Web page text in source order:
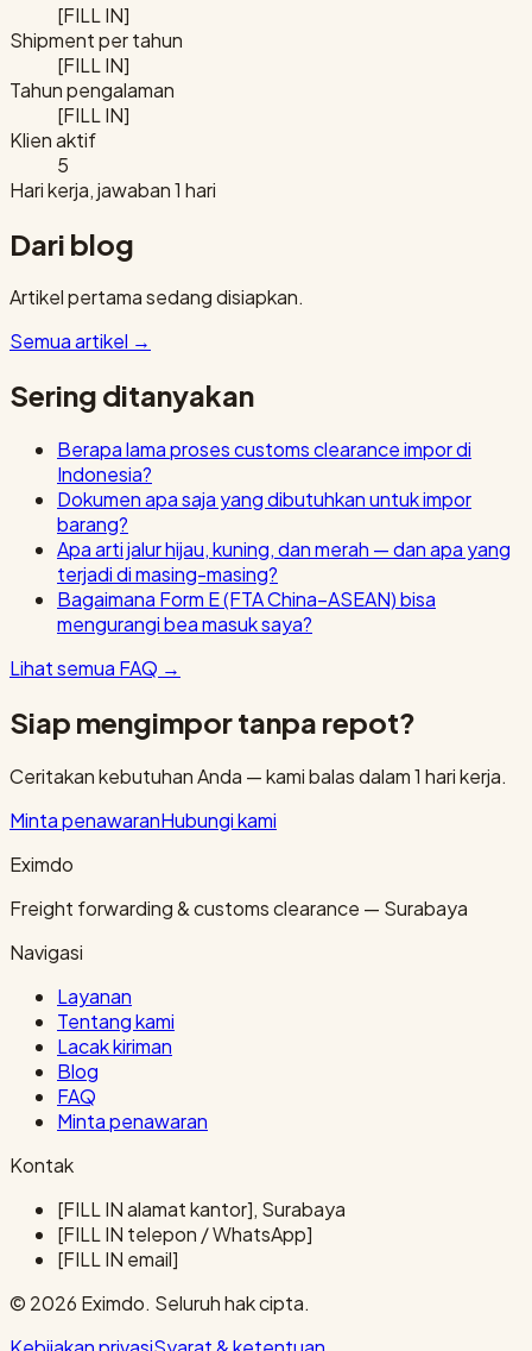
[FILL IN]
Shipment per tahun
[FILL IN]
Tahun pengalaman
[FILL IN]
Klien aktif
5
Hari kerja, jawaban 1 hari
Dari blog
Artikel pertama sedang disiapkan.
Semua artikel →
Sering ditanyakan
Berapa lama proses customs clearance impor di
Indonesia?
Dokumen apa saja yang dibutuhkan untuk impor
barang?
Apa arti jalur hijau, kuning, dan merah — dan apa yang
terjadi di masing-masing?
Bagaimana Form E (FTA China–ASEAN) bisa
mengurangi bea masuk saya?
Lihat semua FAQ →
Siap mengimpor tanpa repot?
Ceritakan kebutuhan Anda — kami balas dalam 1 hari kerja.
Minta penawaranHubungi kami
Eximdo
Freight forwarding & customs clearance — Surabaya
Navigasi
Layanan
Tentang kami
Lacak kiriman
Blog
FAQ
Minta penawaran
Kontak
[FILL IN alamat kantor], Surabaya
[FILL IN telepon / WhatsApp]
[FILL IN email]
© 2026 Eximdo. Seluruh hak cipta.